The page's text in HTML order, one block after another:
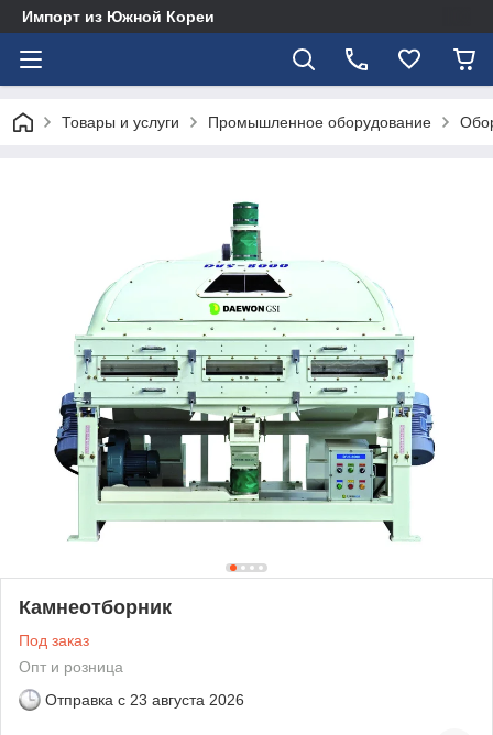
Импорт из Южной Кореи
Товары и услуги Промышленное оборудование
Камнеотборник
Под заказ
Опт и розница
Отправка с 23 августа 2026